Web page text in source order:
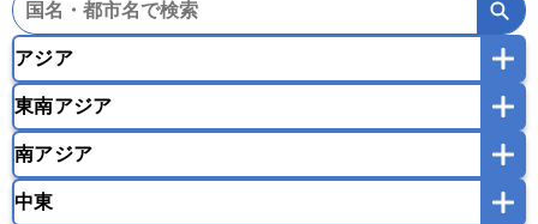
アジア
韓国
モンゴル
東南アジア
インドネシア
南アジア
中東